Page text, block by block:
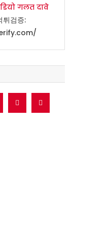
गलत दावे
튀검증: